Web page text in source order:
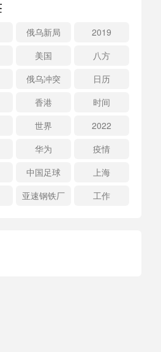
俄乌新局
2019
美国
八方
俄乌冲突
日历
香港
时间
世界
2022
华为
疫情
中国足球
上海
亚速钢铁厂 工作